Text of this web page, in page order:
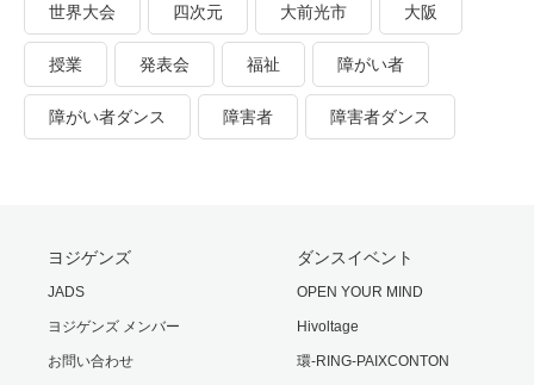
世界大会 四次元 大前光市 大阪
授業 発表会 福祉 障がい者
障がい者ダンス 障害者 障害者ダンス
ヨジゲンズ
JADS
ヨジゲンズ メンバー
お問い合わせ
ダンスイベント
OPEN YOUR MIND
Hivoltage
環-RING-PAIXCONTON